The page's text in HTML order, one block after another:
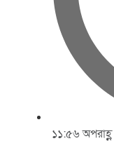
১১:৫৬ অপরাহ্ণ